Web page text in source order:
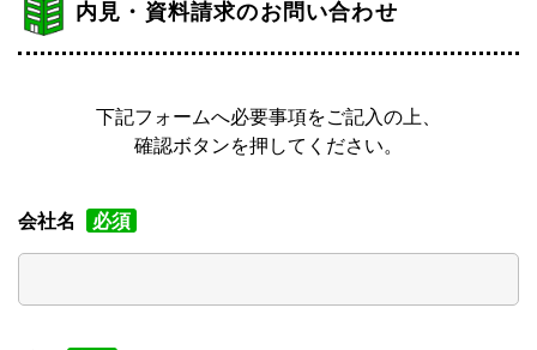
内見・資料請求のお問い合わせ
下記フォームへ必要事項をご記入の上、
確認ボタンを押してください。
会社名 必須